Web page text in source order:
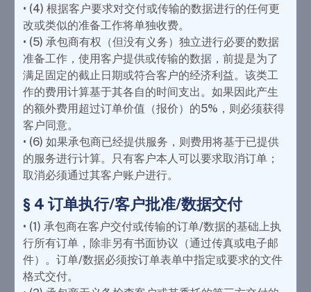
• (4) 根据客户要求对交付或传输的数据进行的任何更
改或类似的准备工作将单独收费。
• (5) 承包商有权（但没有义务）独立进行必要的数据
准备工作，使用客户提供或传输的数据，前提是为了
满足固定的截止日期或符合客户的经济利益。该类工
作的费用计算基于其各自的时间支出。如果因此产生
的额外费用超过订单价值（报价）的5%，则必须获得
客户同意。
• (6) 如果承包商已经提供服务，则费用将基于已提供
的服务进行计算。只有客户本人可以要求取消订单；
取消必须通过其客户账户进行。
§ 4 订单执行/客户批准/数据交付
• (1) 承包商在客户交付或传输的订单/数据的基础上执
行所有订单，除非另有书面协议（通过传真或电子邮
件）。订单/数据必须按订单表单中指定或要求的文件
格式交付。